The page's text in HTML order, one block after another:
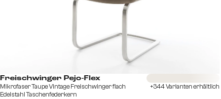
Freischwinger Pejo-Flex
Mikrofaser Taupe Vintage Freischwinger flach
Edelstahl Taschenfederkern
+344 Varianten erhältlich